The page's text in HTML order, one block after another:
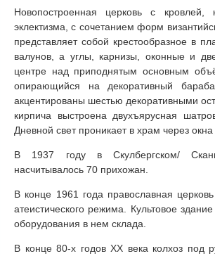
Новопостроенная церковь с
эклектизма, с сочетанием форм
представляет собой крестообразное в
валунов, а углы, карнизы, оконные и
центре над приподнятым основным
опирающийся на декоративный
акцентированы шестью декоративными
кирпича выстроена двухъярусная
Дневной свет проникает в храм через
В 1937 году в Скулбергском/
насчитывалось 70 прихожан.
В конце 1961 года православная
атеистического режима. Культовое
оборудования в нем склада.
В конце 80-х годов XX века колхоз под